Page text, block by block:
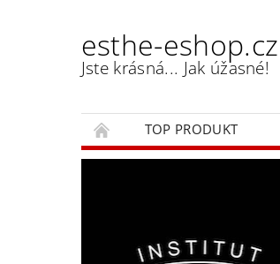
esthe-eshop.cz
Jste krásná... Jak úžasné!
TOP PRODUKT